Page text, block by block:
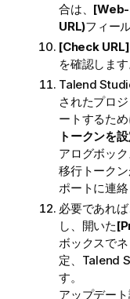
合は、 [Web-
URL)フィー
[Check
を確認します
Talend
されたプロ
ートするため
トークンを
アログボッ
移行トークン
ポートに連絡
必要であれば
し、開いた
ボックスで
定、 Talend
す。
アップデート